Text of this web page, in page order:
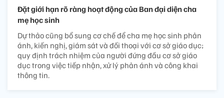
Đặt giới hạn rõ ràng hoạt động của Ban đại diện cha
mẹ học sinh
Dự thảo cũng bổ sung cơ chế để cha mẹ học sinh phản
ánh, kiến nghị, giám sát và đối thoại với cơ sở giáo dục;
quy định trách nhiệm của người đứng đầu cơ sở giáo
dục trong việc tiếp nhận, xử lý phản ánh và công khai
thông tin.